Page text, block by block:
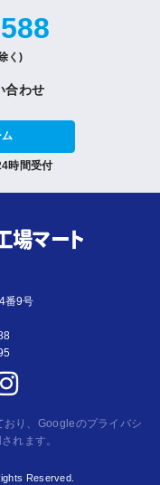
く)
合わせ
時間受付
4番9号
おり、Googleのプライバシ
れます。
Reserved.